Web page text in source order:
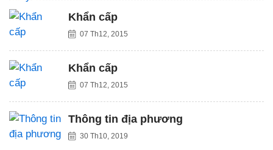
Khẩn cấp
07 Th12, 2015
Khẩn cấp
07 Th12, 2015
Thông tin địa phương
30 Th10, 2019